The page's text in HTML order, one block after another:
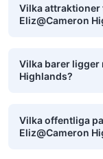
Vilka attraktioner
Eliz@Cameron
Vilka barer ligger
Highlands?
Vilka offentliga
Eliz@Cameron